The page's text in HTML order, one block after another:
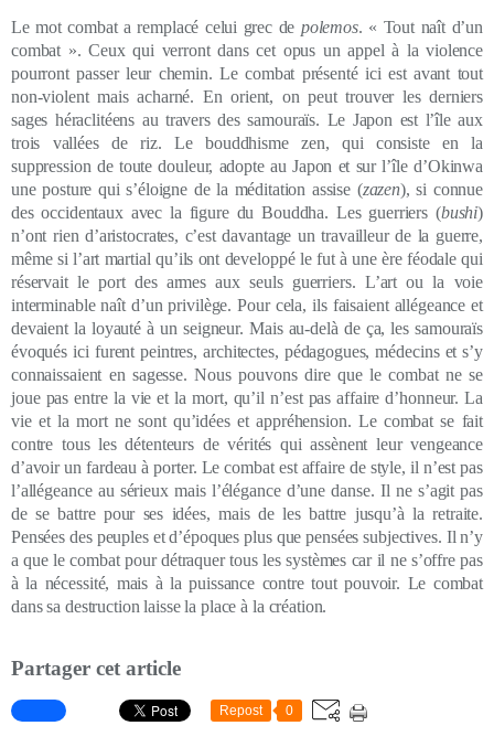
Le mot combata remplacé celui grec de polemos. « Tout naît d’un
combat ». Ceux qui verront dans cet opus un appel à la violence
pourront passer leur chemin. Le combat présenté ici est avant tout
non-violent mais acharné. En orient, on peut trouver les derniers
sages héraclitéens au travers des samouraïs. Le Japon est l’île aux
trois vallées de riz. Le bouddhisme zen, qui consiste en la
suppression de toute douleur, adopte au Japon et sur l’île d’Okinwa
une posture qui s’éloigne de la méditation assise (zazen), si connue
des occidentaux avec la figure du Bouddha. Les guerriers (bushi)
n’ont rien d’aristocrates, c’est davantage un travailleur de la guerre,
même si l’art martial qu’ils ont developpé le fut à une ère féodale qui
réservait le port des armes aux seuls guerriers. L’art ou la voie
interminable naît d’un privilège. Pour cela, ils faisaient allégeance et
devaient la loyauté à un seigneur. Mais au-delà de ça, les samouraïs
évoqués ici furent peintres, architectes, pédagogues, médecins et s’y
connaissaient en sagesse. Nous pouvons dire que le combat ne se
joue pas entre la vie et la mort, qu’il n’est pas affaire d’honneur. La
vie et la mort ne sont qu’idées et appréhension. Le combat se fait
contre tous les détenteurs de vérités qui assènent leur vengeance
d’avoir un fardeau à porter. Le combat est affaire de style, il n’est pas
l’allégeance au sérieux mais l’élégance d’une danse. Il ne s’agit pas
de se battre pour ses idées, mais de les battre jusqu’à la retraite.
Pensées des peuples et d’époques plus que pensées subjectives. Il n’y
a que le combat pour détraquer tous les systèmes car il ne s’offre pas
à la nécessité, mais à la puissance contre tout pouvoir. Le combat
dans sa destruction laisse la place à la création.
Partager cet article
Repost 0